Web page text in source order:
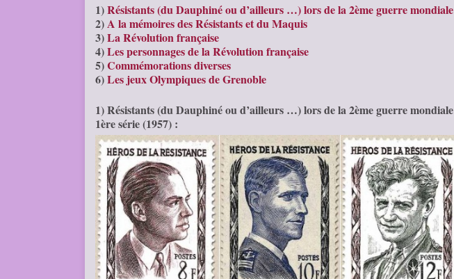
1)Résistants (du Dauphiné ou d’ailleurs …) lors de la 2ème guerre mondiale
2) A la mémoires des Résistants et du Maquis
3)La Révolution française
4)Les personnages de la Révolution française
5)Commémorations diverses
6)Les jeux Olympiques de Grenoble
1) Résistants (du Dauphiné ou d’ailleurs …) lors de la 2ème guerre mondiale
1ère série (1957) :